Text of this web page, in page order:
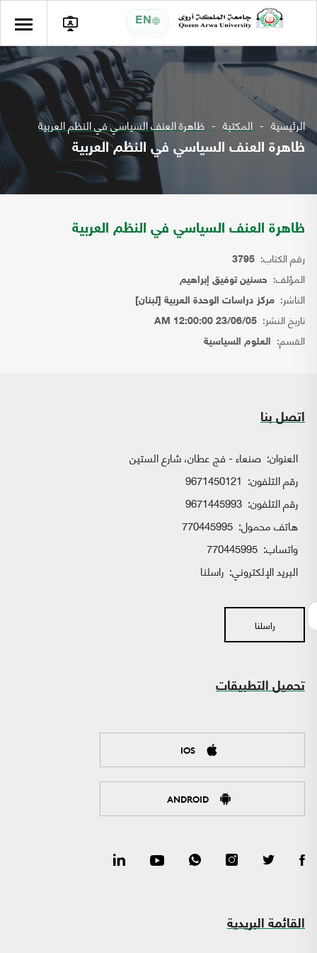
EN
الرئيسية المكتبة ظاهرة العنف السياسي في النظم العربية
ظاهرة العنف السياسي في النظم العربية
ظاهرة العنف السياسي في النظم العربية
رقم الكتاب: 3795
المؤلف: حسنين توفيق إبراهيم
الناشر: مركز دراسات الوحدة العربية [لبنان]
تاريخ النشر: 23/06/05 12:00:00 AM
القسم: العلوم السياسية
اتصل بنا
العنوان: صنعاء - فج عطان، شارع الستين
رقم التلفون: 9671450121
رقم التلفون: 9671445993
هاتف محمول: 770445995
واتساب:
البريد الإلكتروني: راسلنا
راسلنا
تحميل التطبيقات
IOS
ANDROID
القائمة البريدية